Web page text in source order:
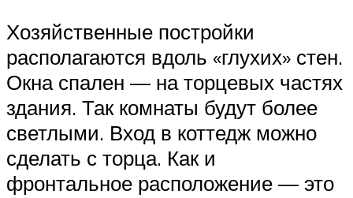
Хозяйственные постройки
располагаются вдоль «глухих» стен.
Окна спален — на торцевых частях
здания. Так комнаты будут более
светлыми. Вход в коттедж можно
сделать с торца. Как и
фронтальное расположение — это